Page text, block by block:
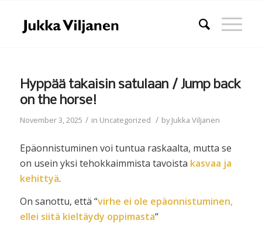
Hyppää takaisin satulaan / Jump back
on the horse!
November 3, 2025 / in Uncategorized / byJukka Viljanen
Epäonnistuminen voi tuntua raskaalta, mutta se
on usein yksi tehokkaimmista tavoista kasvaa ja
kehittyä.
On sanottu, että “virhe ei ole epäonnistuminen,
ellei siitä kieltäydy oppimasta“